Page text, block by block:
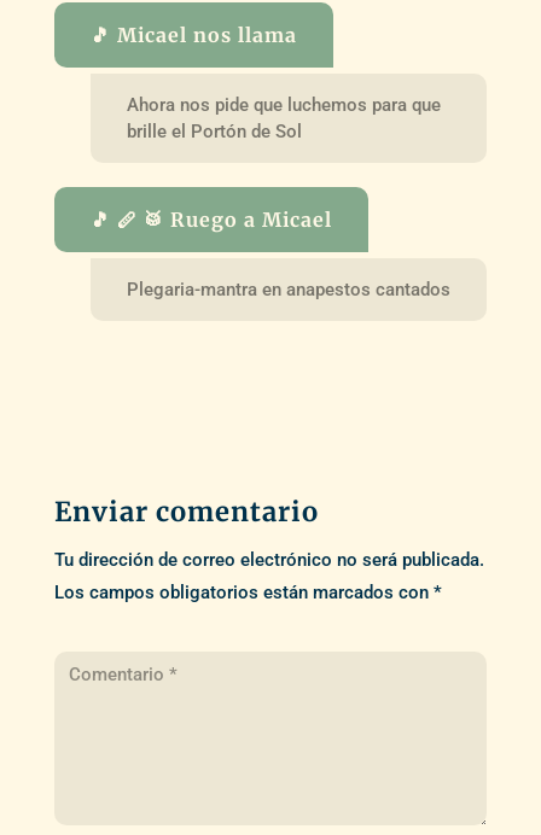
🎵 Micael nos llama
Ahora nos pide que luchemos para que
brille el Portón de Sol
🎵 🪈 🥁 Ruego a Micael
Plegaria-mantra en anapestos cantados
Enviar comentario
Tu dirección de correo electrónico no será publicada.
Los campos obligatorios están marcados con *